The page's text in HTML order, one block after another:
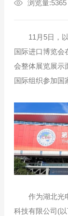
浏览量:5365
11月5日，
国际进口博览会
会整体展览展示
国际组织参加国
作为湖北光
科技有限公司(